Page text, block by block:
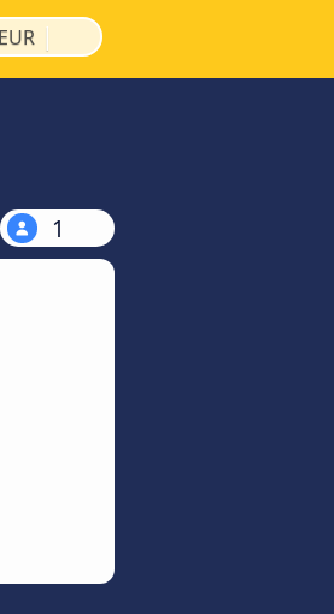
EUR |
1